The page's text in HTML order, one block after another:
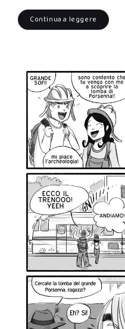
Continua a leggere